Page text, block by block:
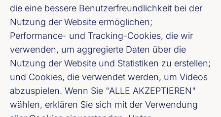
die eine bessere Benutzerfreundlichkeit bei der
Nutzung der Website ermöglichen;
Performance- und Tracking-Cookies, die wir
verwenden, um aggregierte Daten über die
Nutzung der Website und Statistiken zu erstellen;
und Cookies, die verwendet werden, um Videos
abzuspielen. Wenn Sie "ALLE AKZEPTIEREN"
wählen, erklären Sie sich mit der Verwendung
Fußzeile (Bankenverband)
Impressum
LinkedIn
Youtube
Cookie-Einstellungen